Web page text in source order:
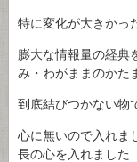
特に変化が大きかっ
膨大な情報量の経典
み・わがままのかた
到底結びつかない物
心に無いので入れま
長の心を入れました